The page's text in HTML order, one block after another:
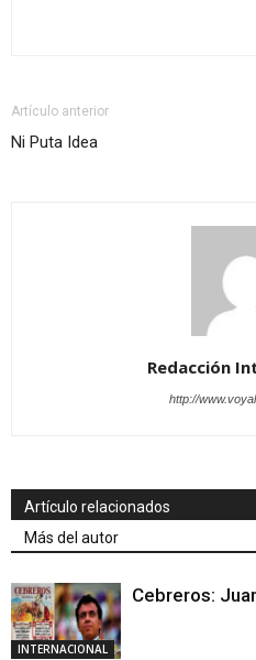
Artículo anterior
Ni Puta Idea
Redacción
http://
Artículo relacionados
Más del autor
INTERNACIONAL
Cebreros: